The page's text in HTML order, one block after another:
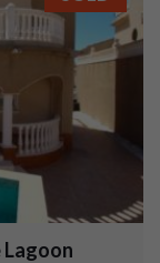
Lagoon